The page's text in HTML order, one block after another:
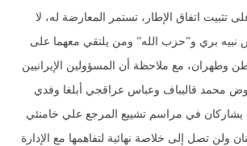
تثبيت اتفاق الإطار، تستمر المعارضة له، لا
بري و”حزب الله” ومن يلتقي معهما على
مع ملاحظة أن المسؤولين الإيرانيين
محمد قاليباف وعباس عراقجي أبلغا وفدي
يشاركان في مراسم تشييع المرجع علي خامنئي
ولن تصل إلى خلاصة نهائية لتفاهمها مع الإدارة